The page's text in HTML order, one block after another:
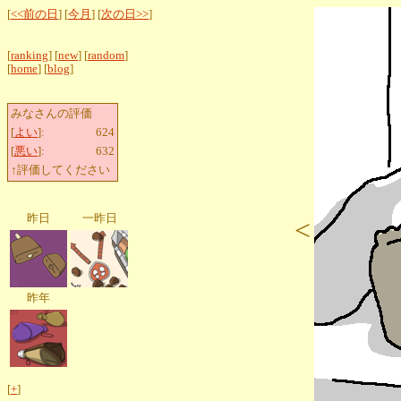
[<<前の日 ] [今月 ] [次の日>>]
[ranking] [new] [random]
[home] [blog]
みなさんの評価
[よい]:
624
[悪い]:
632
↑評価してください
昨日 一昨日
昨年
[+]
<